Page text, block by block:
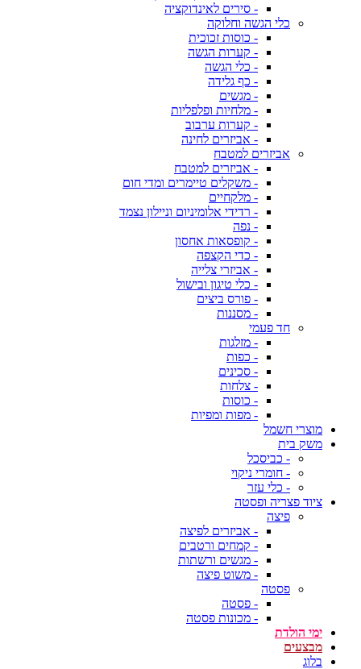
- סירים לאינדוקציה
כלי הגשה וחלוקה
- כוסות זכוכית
- קערות הגשה
- כלי הגשה
- כף גלידה
- מגשים
- מלחיות ופלפליות
- קערות ערבוב
- אביזרים לחינה
אביזרים למטבח
- אביזרים למטבח
- משקלים טיימרים ומדי חום
- מלקחיים
- רדידי אלומיניום וניילון נצמד
- נפה
- קופסאות אחסון
- כדי הקצפה
- אביזרי צלייה
- כלי טיגון ובישול
- פורס ביצים
- מסננות
חד פעמי
- מזלגות
- כפות
- סכינים
- צלחות
- כוסות
- מפות ומפיות
מוצרי חשמל
משק בית
- כביסכל
- חומרי ניקוי
- כלי עזר
ציוד פצריה ופסטה
פיצה
- אביזרים לפיצה
- קמחים ורטבים
- מגשים ורשתות
- משוט פיצה
פסטה
- פסטה
- מכונות פסטה
ימי הולדת
מבצעים
בלוג